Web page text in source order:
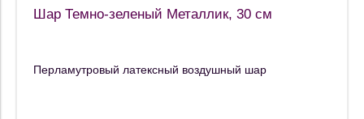
Шар Темно-зеленый Металлик, 30 см
Перламутровый латексный воздушный шар